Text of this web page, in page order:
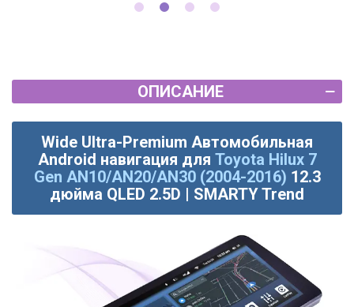
ОПИСАНИЕ
Wide Ultra-Premium Автомобильная
Android навигация для Toyota Hilux 7
Gen AN10/AN20/AN30 (2004-2016) 12.3
дюйма QLED 2.5D | SMARTY Trend